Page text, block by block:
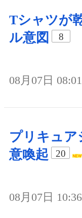
Tシャツが
ル意図
8
08月07日 08:01
プリキュア
意喚起
20
08月07日 10:36